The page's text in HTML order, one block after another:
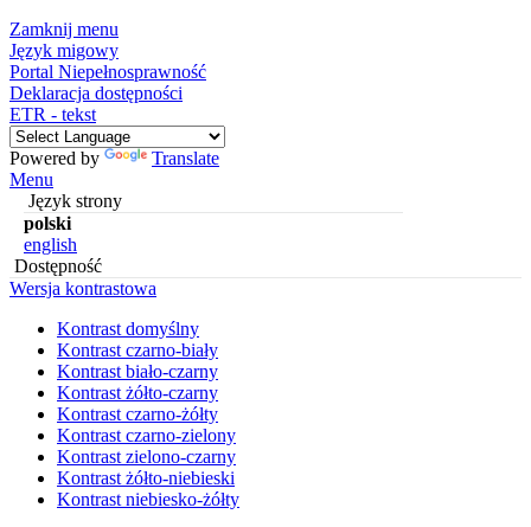
Zamknij menu
Język migowy
Portal Niepełnosprawność
Deklaracja dostępności
ETR - tekst
Powered by
Translate
Menu
Język strony
polski
english
Dostępność
Wersja kontrastowa
Kontrast domyślny
Kontrast czarno-biały
Kontrast biało-czarny
Kontrast żółto-czarny
Kontrast czarno-żółty
Kontrast czarno-zielony
Kontrast zielono-czarny
Kontrast żółto-niebieski
Kontrast niebiesko-żółty